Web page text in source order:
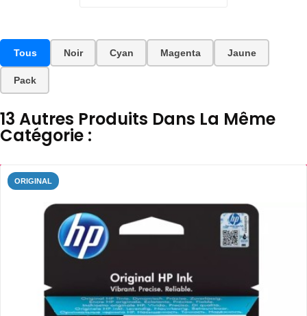
Tous Noir Cyan Magenta Jaune
Pack
13 Autres Produits Dans La Même
Catégorie :
ORIGINAL